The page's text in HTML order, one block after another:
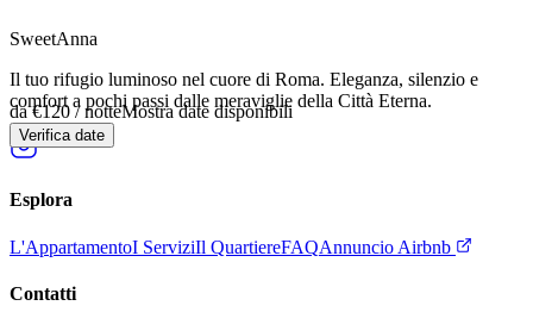
da €120/ notteMostra date disponibili
Verifica date
SweetAnna
Il tuo rifugio luminoso nel cuore di Roma. Eleganza, silenzio e
comfort a pochi passi dalle meraviglie della Città Eterna.
Esplora
L'AppartamentoI ServiziIl QuartiereFAQAnnuncio Airbnb
Contatti